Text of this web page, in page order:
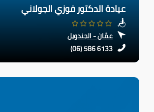
عيادة الدكتور فوزي الجولاني
عمّان - الجندويل
(06) 586 6133